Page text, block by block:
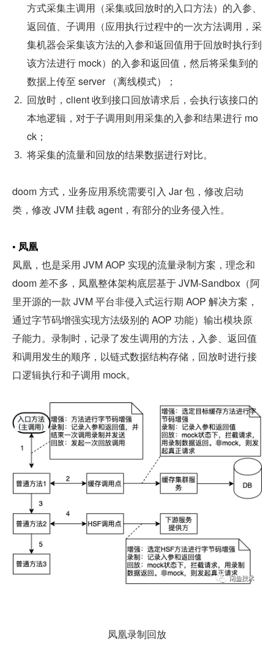
方式采集主调用（采集或回放时的入口方法）的入参、
返回值、子调用（应用执行过程中的一次方法调用，采
集机器会采集该方法的入参和返回值用于回放时执行到
该方法进行 mock）的入参和返回值，然后将采集到的
数据上传至 server （离线模式）；
回放时，client 收到接口回放请求后，会执行该接口的
本地逻辑，对于子调用则用采集的入参和结果进行 mo
ck；
将采集的流量和回放的结果数据进行对比。
doom 方式，业务应用系统需要引入 Jar 包，修改启动
类，修改 JVM 挂载 agent，有部分的业务侵入性。
• 凤凰
凤凰，也是采用 JVM AOP 实现的流量录制方案，理念和
doom 差不多，凤凰整体架构底层基于 JVM-Sandbox（阿
里开源的一款 JVM 平台非侵入式运行期 AOP 解决方案，
通过字节码增强实现方法级别的 AOP 功能）输出模块原
子能力。录制时，记录了发生调用的方法，入参、返回值
和调用发生的顺序，以链式数据结构存储，回放时进行接
口逻辑执行和子调用 mock。
凤凰录制回放